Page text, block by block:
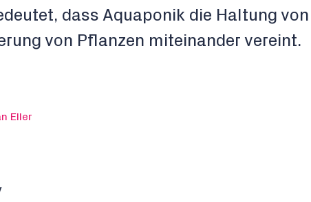
dass Aquaponik die Haltung von
von Pflanzen miteinander vereint.
Eller